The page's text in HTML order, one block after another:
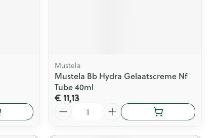
Mustela
Mustela Bb Hydra Gelaatscreme Nf
Tube 40ml
€ 11,13